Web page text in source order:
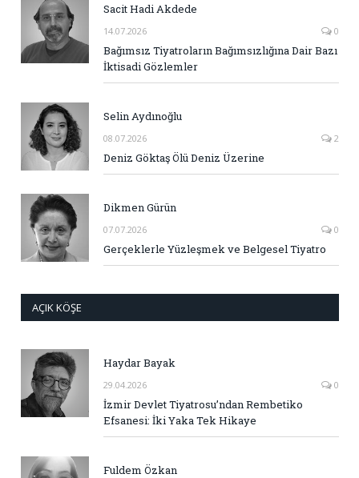
Sacit Hadi Akdede
14.07.2026 0
Bağımsız Tiyatroların Bağımsızlığına Dair Bazı
İktisadi Gözlemler
Selin Aydınoğlu
08.07.2026 2
Deniz Göktaş Ölü Deniz Üzerine
Dikmen Gürün
07.07.2026 0
Gerçeklerle Yüzleşmek ve Belgesel Tiyatro
AÇIK KÖŞE
Haydar Bayak
29.04.2026 0
İzmir Devlet Tiyatrosu’ndan Rembetiko
Efsanesi: İki Yaka Tek Hikaye
Fuldem Özkan